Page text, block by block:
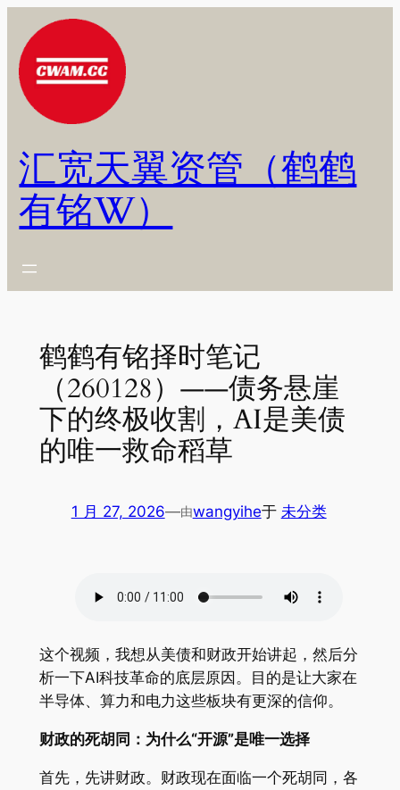
内
容
汇宽天翼资管（鹤鹤
有铭W）
鹤鹤有铭择时笔记
（260128）——债务悬崖
下的终极收割，AI是美债
的唯一救命稻草
1 月 27, 2026—由wangyihe于 未分类
这个视频，我想从美债和财政开始讲起，然后分
析一下AI科技革命的底层原因。目的是让大家在
半导体、算力和电力这些板块有更深的信仰。
财政的死胡同：为什么“开源”是唯一选择
首先，先讲财政。财政现在面临一个死胡同，各